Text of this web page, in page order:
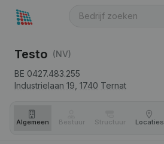
Testo (NV)
BE 0427.483.255
Industrielaan 19, 1740 Ternat
Algemeen Bestuur Structuur Locaties